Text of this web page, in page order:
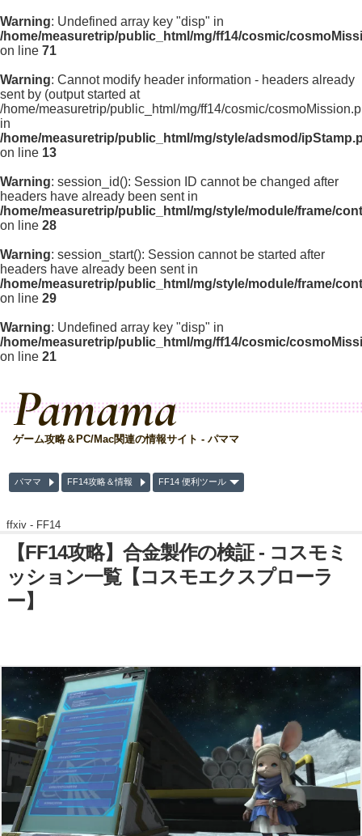
Warning: Undefined array key "disp" in
/home/measuretrip/public_html/mg/ff14/cosmic/
on line 71
Warning: Cannot modify header information - headers already
sent by (output started at
/home/measuretrip/public_html/mg/ff14/cosmic/
in
/home/measuretrip/public_html/mg/style/adsmod/
on line 13
Warning: session_id(): Session ID cannot be changed after
headers have already been sent in
/home/measuretrip/public_html/mg/style/module/frame/
on line 28
Warning: session_start(): Session cannot be started after
headers have already been sent in
/home/measuretrip/public_html/mg/style/module/frame/
on line 29
Warning: Undefined array key "disp" in
/home/measuretrip/public_html/mg/ff14/cosmic/
on line 21
Pamama
ゲーム攻略＆PC/Mac関連の情報サイト - パママ
パママ FF14攻略＆情報 FF14 便利ツール
ffxiv - FF14
【FF14攻略】合金製作の検証 - コスモミ
ッション一覧【コスモエクスプローラ
ー】